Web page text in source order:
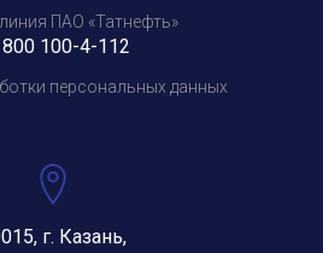
ПАО «Татнефть»
100-4-112
персональных данных
г. Казань,